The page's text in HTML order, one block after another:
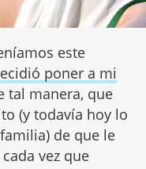
este
poner a mi
tal manera, que
(y todavía hoy lo
de que le
vez que